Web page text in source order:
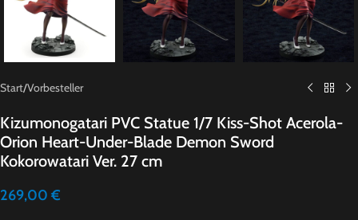
Start/Vorbesteller
Kizumonogatari PVC Statue 1/7 Kiss-Shot Acerola-
Orion Heart-Under-Blade Demon Sword
Kokorowatari Ver. 27 cm
269,00 €